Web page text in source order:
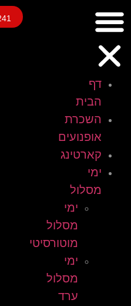
דף
הבית
השכרת
אופנועים
קארטינג
ימי
מסלול
ימי
מסלול
מוטורסיטי
ימי
מסלול
ערד